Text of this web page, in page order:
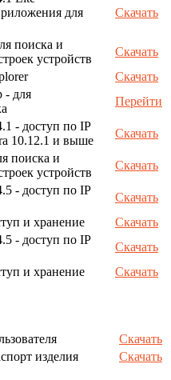
для
Скачать
поиска и
устройств
Скачать
Скачать
- для
Перейти
- доступ по IP
10.12.1 и выше
Скачать
поиска и
устройств
Скачать
- доступ по IP
Скачать
и хранение
Скачать
- доступ по IP
Скачать
и хранение
Скачать
Скачать
изделия Скачать